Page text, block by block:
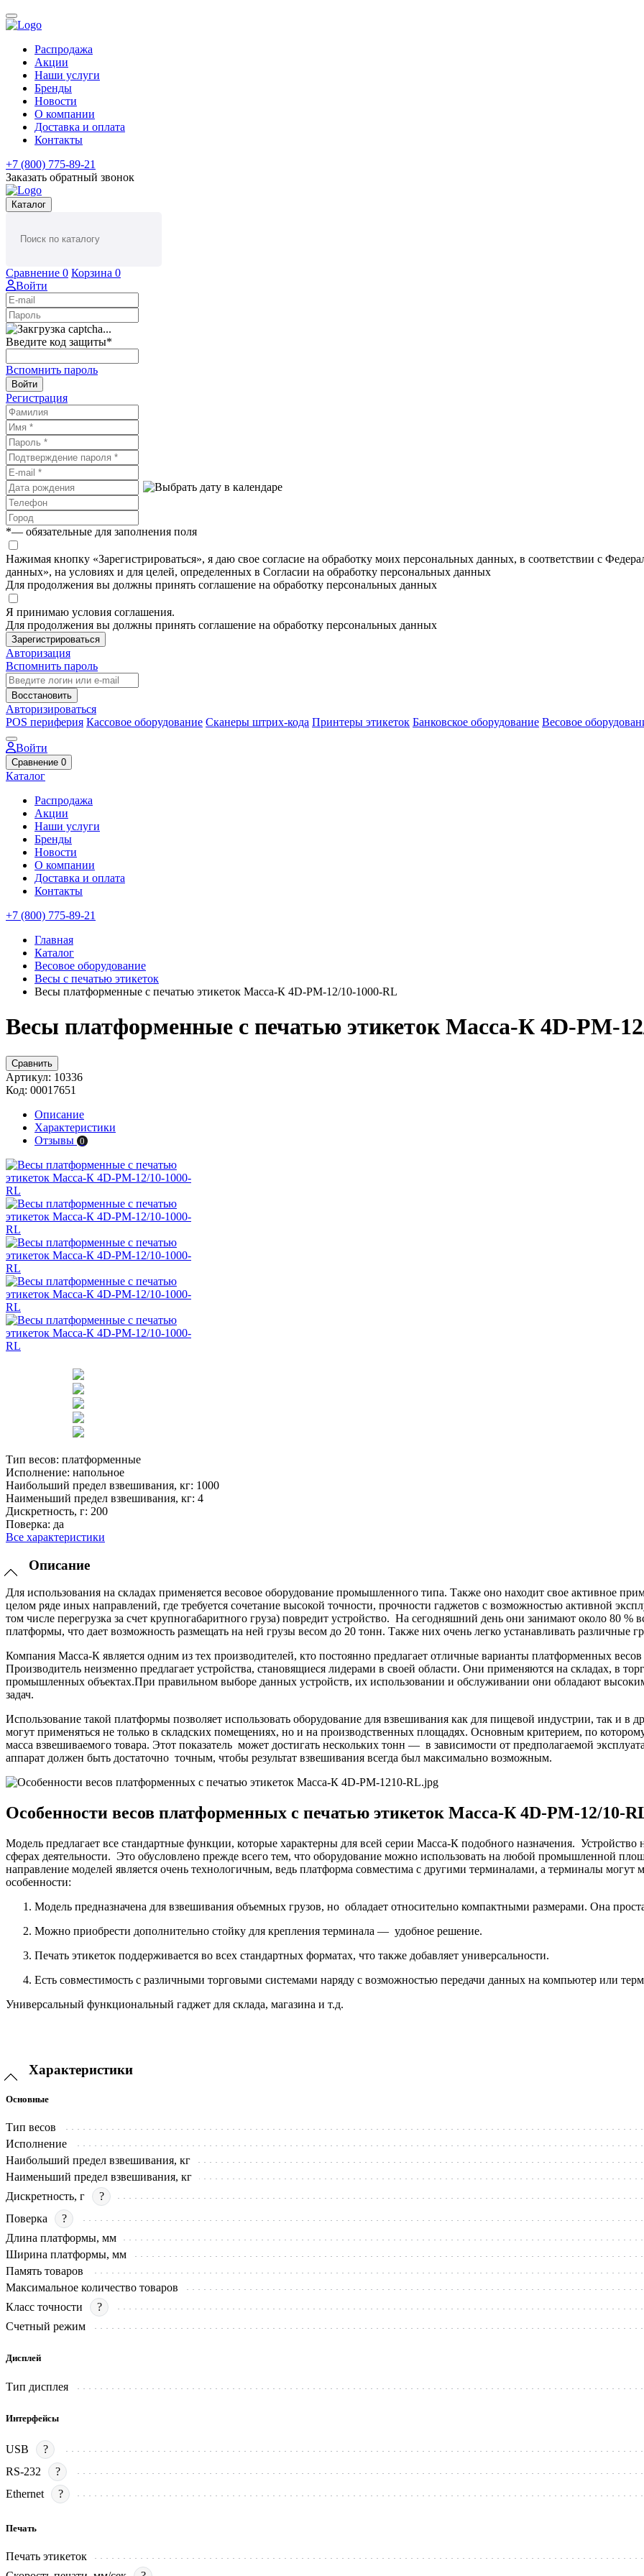
Распродажа
Акции
Наши услуги
Бренды
Новости
О компании
Доставка и оплата
Контакты
+7 (800) 775-89-21
Заказать обратный звонок
Каталог
Сравнение 0 Корзина 0
Войти
Введите код защиты*
Вспомнить пароль
Войти
Регистрация
*— обязательные для заполнения поля
Нажимая кнопку «Зарегистрироваться», я даю свое согласие на обработку моих персональных данных, в соответствии с
данных», на условиях и для целей, определенных в Согласии на обработку персональных данных
Для продолжения вы должны принять соглашение на обработку персональных данных
Я принимаю условия соглашения.
Для продолжения вы должны принять соглашение на обработку персональных данных
Зарегистрироваться
Авторизация
Вспомнить пароль
Восстановить
Авторизироваться
POS периферия Кассовое оборудование Сканеры штрих-кода Принтеры этикеток Банковское оборудование Весовое
Войти
Сравнение 0
Каталог
Распродажа
Акции
Наши услуги
Бренды
Новости
О компании
Доставка и оплата
Контакты
+7 (800) 775-89-21
Главная
Каталог
Весовое оборудование
Весы с печатью этикеток
Весы платформенные с печатью этикеток Масса-К 4D-PM-12/10-1000-RL
Весы платформенные с печатью этикеток Масса-К 4D-PM-
Сравнить
Артикул: 10336
Код: 00017651
Описание
Характеристики
Отзывы 0
Тип весов: платформенные
Исполнение: напольное
Наибольший предел взвешивания, кг: 1000
Наименьший предел взвешивания, кг: 4
Дискретность, г: 200
Поверка: да
Все характеристики
Описание
Для использования на складах применяется весовое оборудование промышленного типа. Также оно находит свое активное
целом ряде иных направлений, где требуется сочетание высокой точности, прочности гаджетов с возможностью активной
том числе перегрузка за счет крупногабаритного груза) повредит устройство. На сегодняшний день они занимают около 80
платформы, что дает возможность размещать на ней грузы весом до 20 тонн. Также них очень легко устанавливать различные
Компания Масса-К является одним из тех производителей, кто постоянно предлагает отличные варианты платформенных
Производитель неизменно предлагает устройства, становящиеся лидерами в своей области. Они применяются на складах, в
промышленных объектах.При правильном выборе данных устройств, их использовании и обслуживании они обладают
задач.
Использование такой платформы позволяет использовать оборудование для взвешивания как для пищевой индустрии, так и в
могут применяться не только в складских помещениях, но и на производственных площадях. Основным критерием, по
масса взвешиваемого товара. Этот показатель может достигать нескольких тонн — в зависимости от предполагаемой
аппарат должен быть достаточно точным, чтобы результат взвешивания всегда был максимально возможным.
Особенности весов платформенных с печатью этикеток Масса-К 4D-PM-12/10-
Модель предлагает все стандартные функции, которые характерны для всей серии Масса-К подобного назначения.
сферах деятельности. Это обусловлено прежде всего тем, что оборудование можно использовать на любой промышленной
направление моделей является очень технологичным, ведь платформа совместима с другими терминалами, а терминалы
особенности:
Модель предназначена для взвешивания объемных грузов, но обладает относительно компактными размерами. Она
Можно приобрести дополнительно стойку для крепления терминала — удобное решение.
Печать этикеток поддерживается во всех стандартных форматах, что также добавляет универсальности.
Есть совместимость с различными торговыми системами наряду с возможностью передачи данных на компьютер или
Универсальный функциональный гаджет для склада, магазина и т.д.
Характеристики
Основные
Тип весов
Исполнение
Наибольший предел взвешивания, кг
Наименьший предел взвешивания, кг
Дискретность, г
?
Поверка
?
Длина платформы, мм
Ширина платформы, мм
Память товаров
Максимальное количество товаров
Класс точности
?
Счетный режим
Дисплей
Тип дисплея
Интерфейсы
USB
?
RS-232
?
Ethernet
?
Печать
Печать этикеток